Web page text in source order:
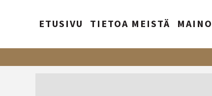
ETUSIVU TIETOA MEISTÄ